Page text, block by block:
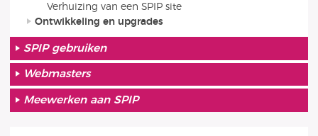
Verhuizing van een SPIP site
Ontwikkeling en upgrades
SPIP gebruiken
Webmasters
Meewerken aan SPIP